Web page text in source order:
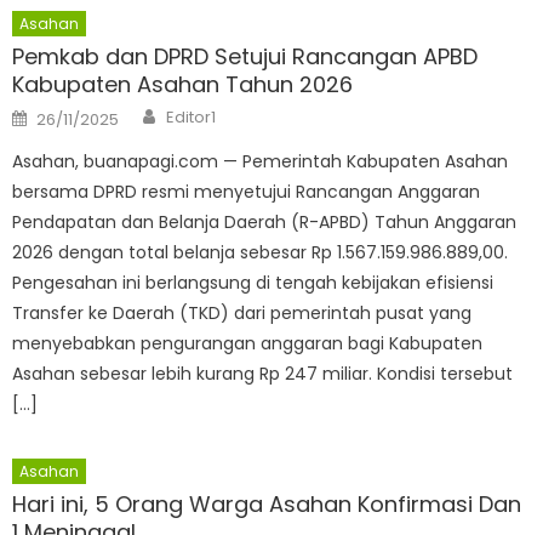
Asahan
Pemkab dan DPRD Setujui Rancangan APBD
Kabupaten Asahan Tahun 2026
Posted
on
26/11/2025 Author
Editor1
Asahan, buanapagi.com — Pemerintah Kabupaten Asahan
bersama DPRD resmi menyetujui Rancangan Anggaran
Pendapatan dan Belanja Daerah (R-APBD) Tahun Anggaran
2026 dengan total belanja sebesar Rp 1.567.159.986.889,00.
Pengesahan ini berlangsung di tengah kebijakan efisiensi
Transfer ke Daerah (TKD) dari pemerintah pusat yang
menyebabkan pengurangan anggaran bagi Kabupaten
Asahan sebesar lebih kurang Rp 247 miliar. Kondisi tersebut
[…]
Asahan
Hari ini, 5 Orang Warga Asahan Konfirmasi Dan